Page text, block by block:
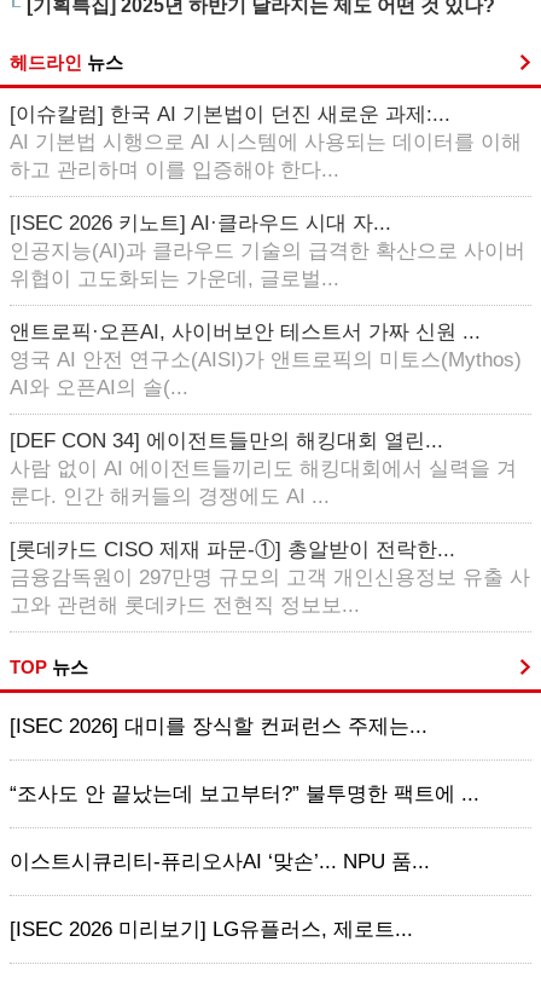
[기획특집] 2025년 하반기 달라지는 제도 어떤 것 있나?
헤드라인 뉴스
[이슈칼럼] 한국 AI 기본법이 던진 새로운 과제:...
AI 기본법 시행으로 AI 시스템에 사용되는 데이터를 이해
하고 관리하며 이를 입증해야 한다...
[ISEC 2026 키노트] AI·클라우드 시대 자...
인공지능(AI)과 클라우드 기술의 급격한 확산으로 사이버
위협이 고도화되는 가운데, 글로벌...
앤트로픽·오픈AI, 사이버보안 테스트서 가짜 신원 ...
영국 AI 안전 연구소(AISI)가 앤트로픽의 미토스(Mythos)
AI와 오픈AI의 솔(...
[DEF CON 34] 에이전트들만의 해킹대회 열린...
사람 없이 AI 에이전트들끼리도 해킹대회에서 실력을 겨
룬다. 인간 해커들의 경쟁에도 AI ...
[롯데카드 CISO 제재 파문-①] 총알받이 전락한...
금융감독원이 297만명 규모의 고객 개인신용정보 유출 사
고와 관련해 롯데카드 전현직 정보보...
TOP 뉴스
[ISEC 2026] 대미를 장식할 컨퍼런스 주제는...
“조사도 안 끝났는데 보고부터?” 불투명한 팩트에 ...
이스트시큐리티-퓨리오사AI ‘맞손’... NPU 품...
[ISEC 2026 미리보기] LG유플러스, 제로트...